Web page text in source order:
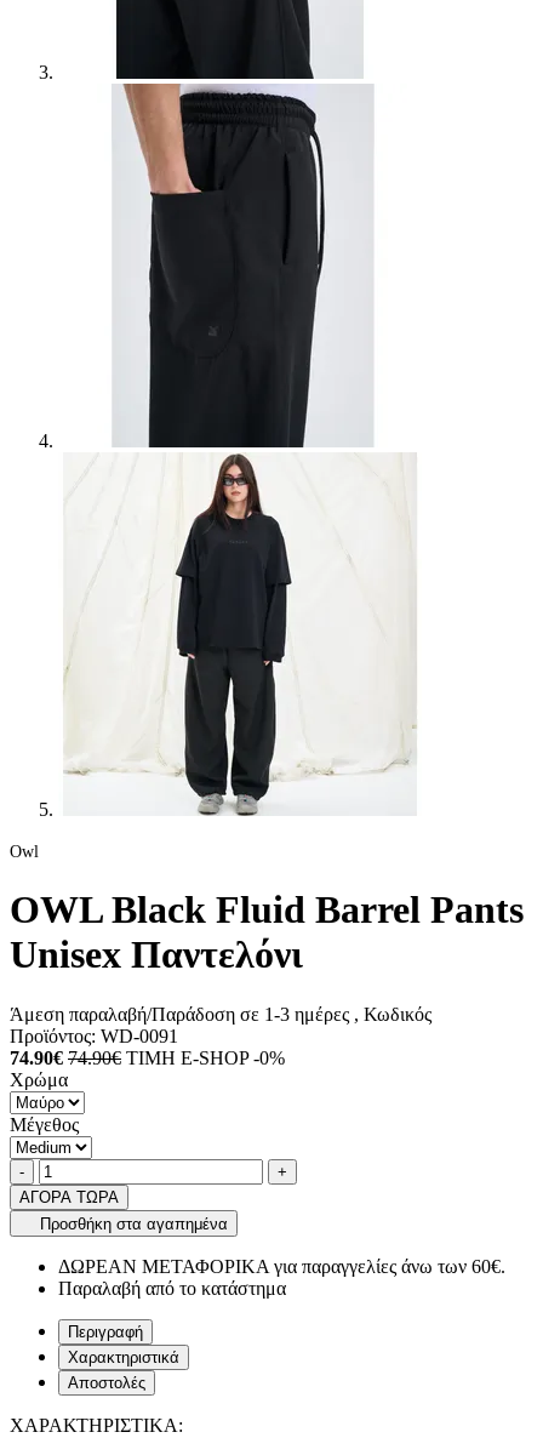
Owl
OWL Black Fluid Barrel Pants
Unisex Παντελόνι
Άμεση παραλαβή/Παράδοση σε 1-3 ημέρες , Κωδικός
Προϊόντος: WD-0091
74.90€ 74.90€ ΤΙΜΗ E-SHOP -0%
Χρώμα
Μέγεθος
Ποσότητα
-product.increase.quantity +
ΑΓΟΡΑ ΤΩΡΑ
Προσθήκη στα αγαπημένα
ΔΩΡΕΑΝ ΜΕΤΑΦΟΡΙΚΑ για παραγγελίες άνω των 60€.
Παραλαβή από το κατάστημα
Περιγραφή
Χαρακτηριστικά
Αποστολές
ΧΑΡΑΚΤΗΡΙΣΤΙΚΑ: